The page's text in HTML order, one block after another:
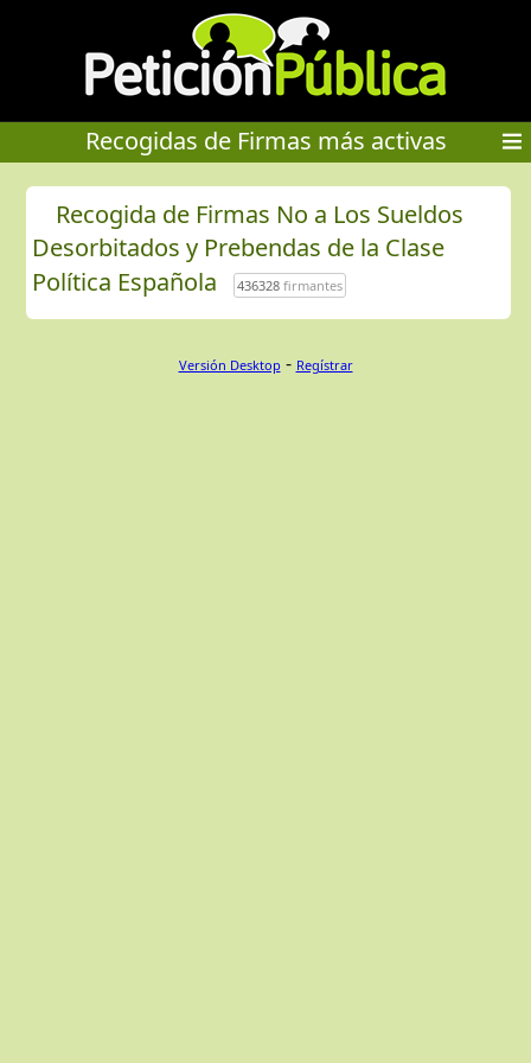
Recogidas de Firmas más activas
Recogida de Firmas No a Los Sueldos
Desorbitados y Prebendas de la Clase
Política Española
436328firmantes
Versión Desktop - Regístrar